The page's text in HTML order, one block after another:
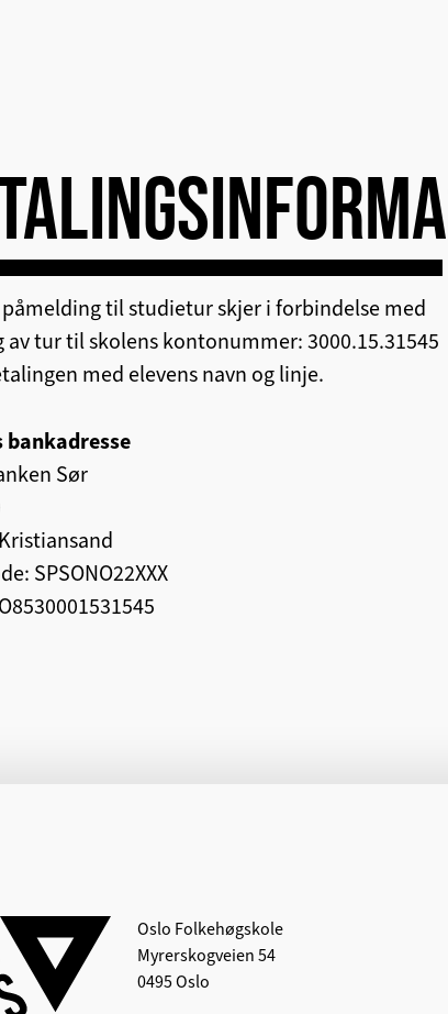
til studietur skjer i forbindelse med
av tur til skolens kontonummer: 3000.15.31545
med elevens navn og linje.
bankadresse
Sør
SPSONO22XXX
Oslo Folkehøgskole
Myrerskogveien 54
0495 Oslo